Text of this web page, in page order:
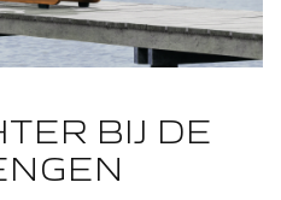
BIJ DE